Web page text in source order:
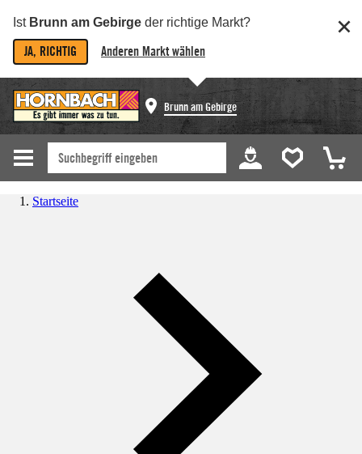
Ist Brunn am Gebirge der richtige Markt?
JA, RICHTIG Anderen Markt wählen
Brunn am Gebirge
Startseite